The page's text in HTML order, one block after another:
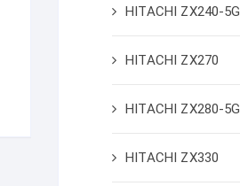
HITACHI ZX240-5G
HITACHI ZX270
HITACHI ZX280-5G
HITACHI ZX330